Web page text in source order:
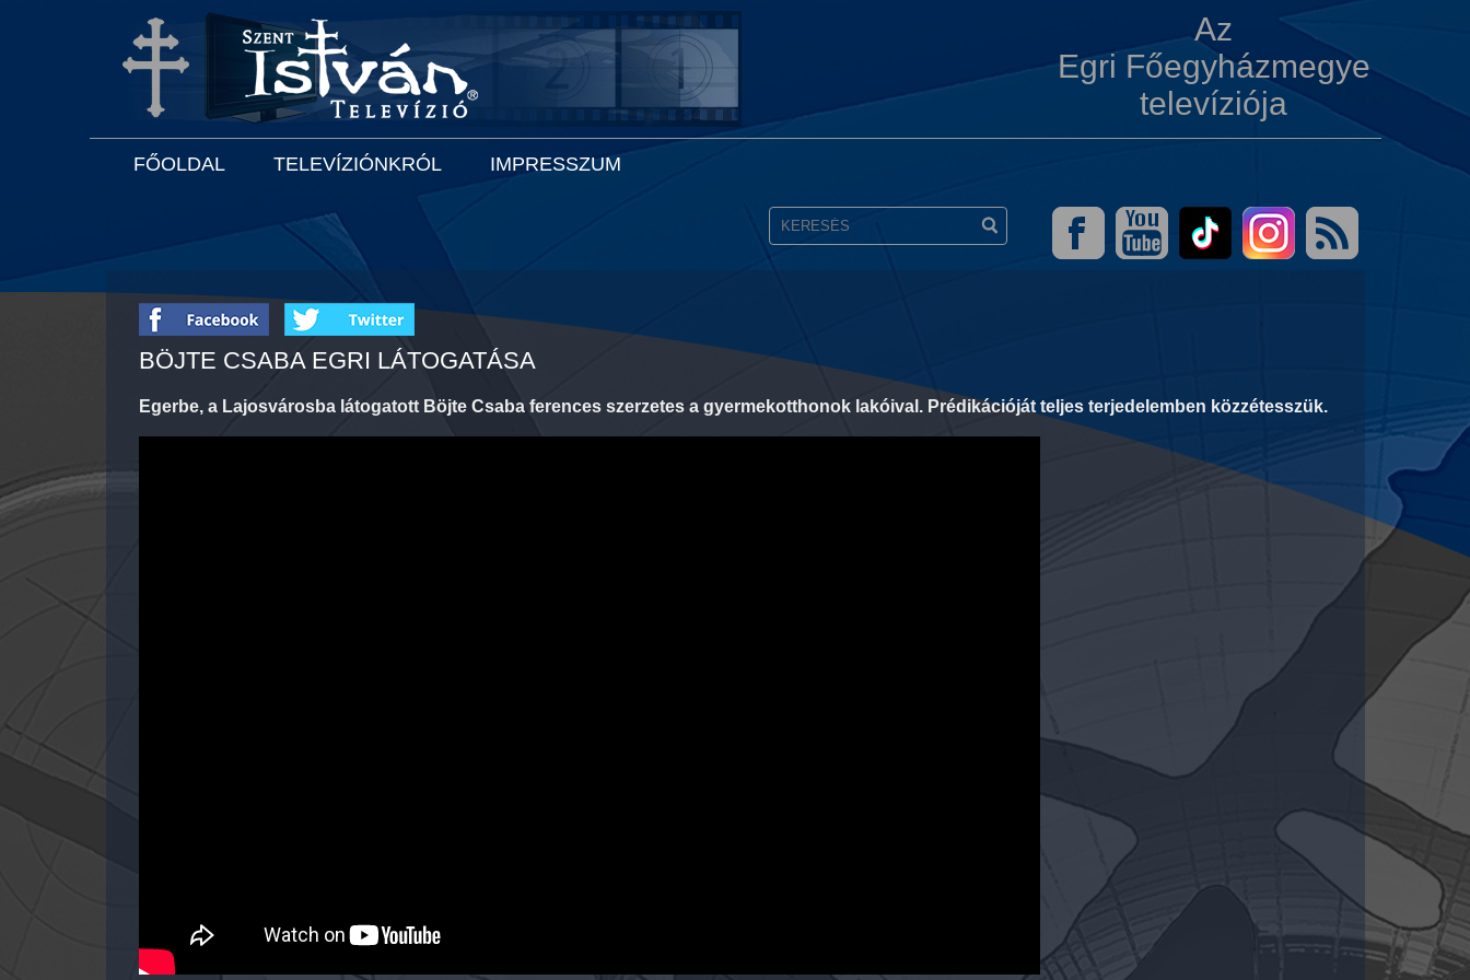
Az
Egri Főegyházmegye
televíziója
FŐOLDAL TELEVÍZIÓNKRÓL IMPRESSZUM
BÖJTE CSABA EGRI LÁTOGATÁSA
Egerbe, a Lajosvárosba látogatott Böjte Csaba ferences szerzetes a gyermekotthonok lakóival. Prédikációját teljes terjedelemben közzétesszük.